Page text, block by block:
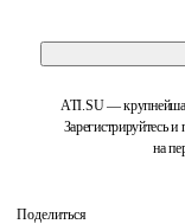
ATI.SU —
Зарегистрируйтесь
на
Поделиться